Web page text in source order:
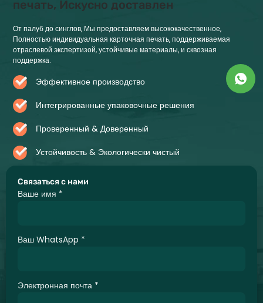
Связаться с нами
Ваше имя *
Ваш WhatsApp *
Электронная почта *
печать, Искусно доставлен
От палуб до синглов, Мы предоставляем высококачественное,
Полностью индивидуальная карточная печать, поддерживаемая
отраслевой экспертизой, устойчивые материалы, и сквозная
поддержка.
Эффективное производство
Интегрированные упаковочные решения
Проверенный & Доверенный
Устойчивость & Экологически чистый